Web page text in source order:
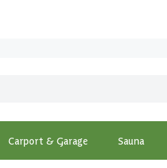
Carport & Garage Sauna